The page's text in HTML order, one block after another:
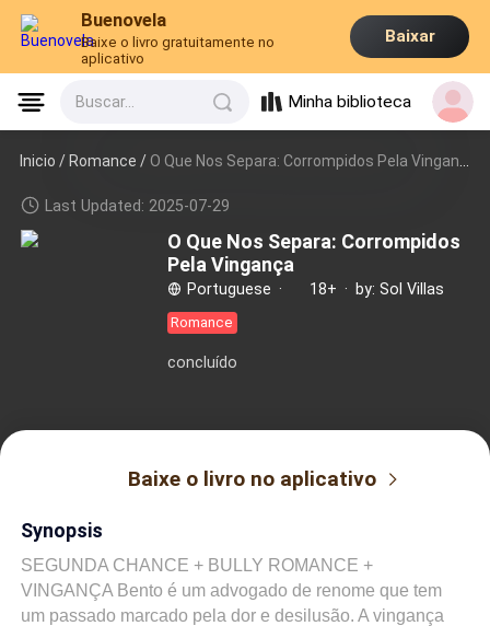
Buenovela
Baixe o livro gratuitamente no
aplicativo
Baixar
Buscar... Minha biblioteca
Inicio /Romance / O Que Nos Separa: Corrompidos Pela Vingança
Last Updated: 2025-07-29
O Que Nos Separa: Corrompidos
Pela Vingança
Portuguese · 18+ · by: Sol Villas
Romance
concluído
Baixe o livro no aplicativo
Synopsis
SEGUNDA CHANCE + BULLY ROMANCE +
VINGANÇA Bento é um advogado de renome que tem
um passado marcado pela dor e desilusão. A vingança